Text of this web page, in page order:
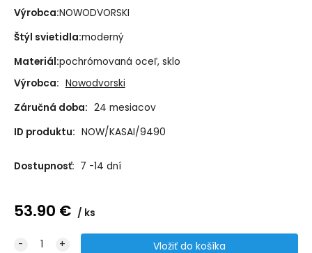
Výrobca:NOWODVORSKI
Štýl svietidla:moderný
Materiál:pochrómovaná oceľ, sklo
Výrobca: Nowodvorski
Záručná doba: 24 mesiacov
ID produktu: NOW/KASAI/9490
Dostupnosť: 7 -14 dní
53.90 € ks